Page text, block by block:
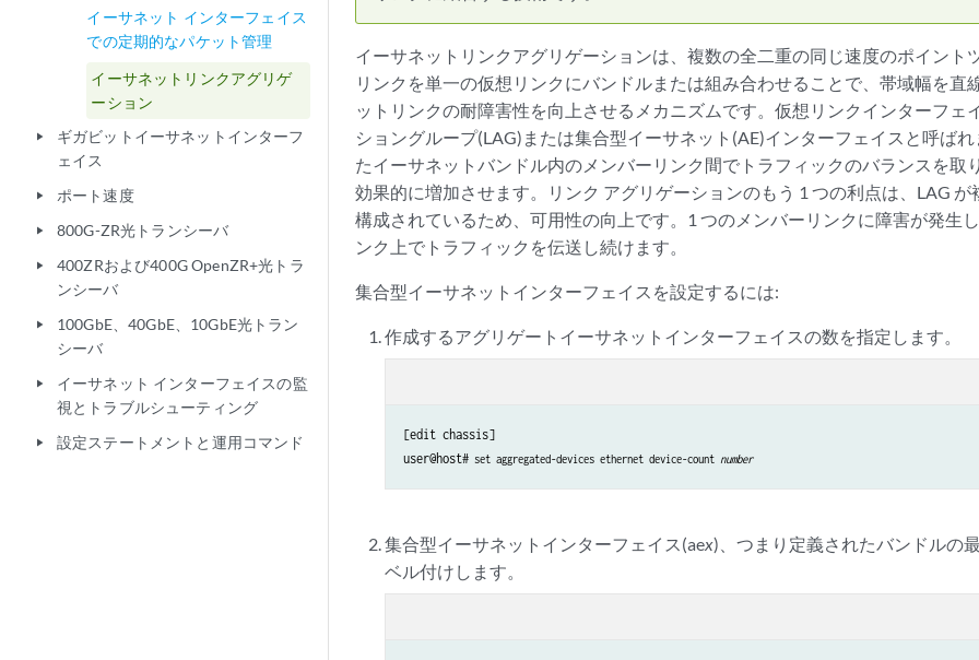
イーサネット インターフェイス
での定期的なパケット管理
イーサネットリンクアグリゲ
ーション
play_arrow
ギガビットイーサネットインターフ
ェイス
play_arrow ポート速度
play_arrow 800G-ZR光トランシーバ
play_arrow
400ZRおよび400G OpenZR+光トラ
ンシーバ
play_arrow
100GbE、40GbE、10GbE光トラン
シーバ
play_arrow
イーサネット インターフェイスの監
視とトラブルシューティング
play_arrow 設定ステートメントと運用コマンド
イーサネットリンクアグリゲーションは、複数の全二重の同じ速度のポイント
リンクを単一の仮想リンクにバンドルまたは組み合わせることで、帯域幅を直
ットリンクの耐障害性を向上させるメカニズムです。仮想リンクインターフェ
ショングループ(LAG)または集合型イーサネット(AE)インターフェイスと呼ば
たイーサネットバンドル内のメンバーリンク間でトラフィックのバランスを取
効果的に増加させます。リンク アグリゲーションのもう 1 つの利点は、LAG
構成されているため、可用性の向上です。1 つのメンバーリンクに障害が発生
ンク上でトラフィックを伝送し続けます。
集合型イーサネットインターフェイスを設定するには:
作成するアグリゲートイーサネットインターフェイスの数を指定します。
[edit chassis]
user@host# set aggregated-devices ethernet device-count number
集合型イーサネットインターフェイス(aex)、つまり定義されたバンドルの
ベル付けします。